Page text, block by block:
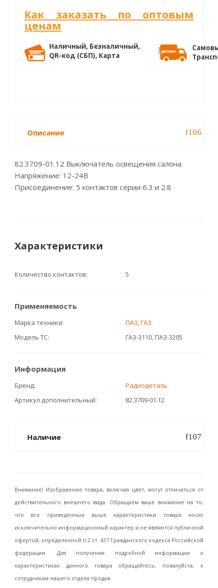
Как заказать по оптовым
ценам
Наличный, Безналичный,
QR-код (СБП), Карта
Описание
82.3709-01.12 Выключатель освещения салона
Напряжение: 12-24В
Присоединение: 5 контактов серии 6.3 и 2.8
Характеристики
Количество контактов 5
Применяемость
Марка техники ПАЗ,ГАЗ
Модель ТС
ГАЗ-3110, ПАЗ-3205
Информация
Бренд
Радиодеталь
Артикул дополнительный
82.3709-01.12
Наличие
Внимание! Изображение товара, включая цвет, могут отличаться от
действительного внешнего вида. Обращаем ваше внимание на то,
что все приведённые выше характеристики товара носят
исключительно информационный характер и не являются публичной
офертой, определенной п.2 ст. 437 Гражданского кодекса Российской
федерации. Для получения подробной информации о
характеристиках данного товара обращайтесь, пожалуйста, к
сотрудникам нашего отдела продаж.